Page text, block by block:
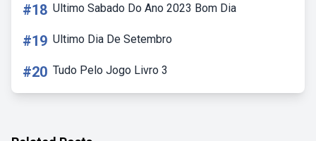
#18 Ultimo Sabado Do Ano 2023 Bom Dia
#19 Ultimo Dia De Setembro
#20 Tudo Pelo Jogo Livro 3